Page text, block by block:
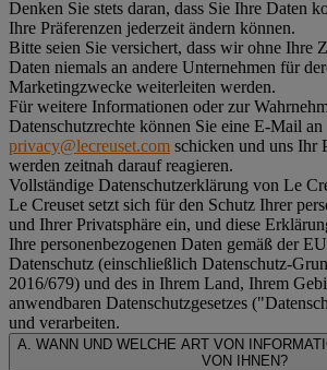
Denken Sie stets daran, dass Sie Ihre Daten
Ihre Präferenzen jederzeit ändern können.
Bitte seien Sie versichert, dass wir ohne Ihre
Daten niemals an andere Unternehmen für
Marketingzwecke weiterleiten werden.
Für weitere Informationen oder zur
Datenschutzrechte können Sie eine E-Mail an
privacy@lecreuset.com schicken und uns Ihr
werden zeitnah darauf reagieren.
Vollständige Datenschutzerklärung von Le
Le Creuset setzt sich für den Schutz Ihrer
und Ihrer Privatsphäre ein, und diese
Ihre personenbezogenen Daten gemäß der
Datenschutz (einschließlich Datenschutz-
2016/679) und des in Ihrem Land, Ihrem
anwendbaren Datenschutzgesetzes ("
und verarbeiten.
A. WANN UND WELCHE ART VON
VON IHNEN?